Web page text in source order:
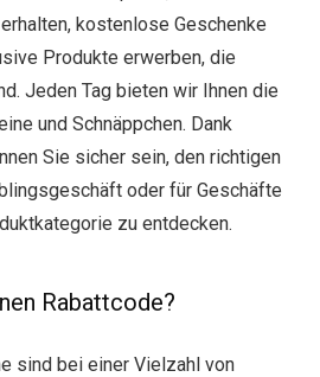
kostenlose Geschenke
Produkte erwerben, die
Jeden Tag bieten wir Ihnen die
und Schnäppchen. Dank
Sie sicher sein, den richtigen
oder für Geschäfte
zu entdecken.
Rabattcode?
sind bei einer Vielzahl von